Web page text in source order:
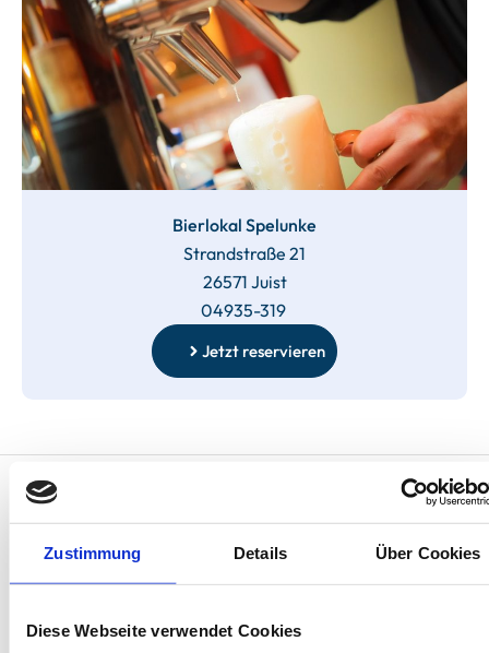
Zustimmung Details Über Cookies
Diese Webseite verwendet Cookies
Bierlokal Spelunke
Strandstraße 21
26571 Juist
04935-319
Jetzt reservieren
Entdecken Sie unsere
Unterkünfte auf Juist.